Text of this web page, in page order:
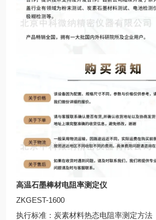
高温石墨棒材电阻率测定仪
ZKGEST-1600
执行标准：炭素材料热态电阻率测定方法